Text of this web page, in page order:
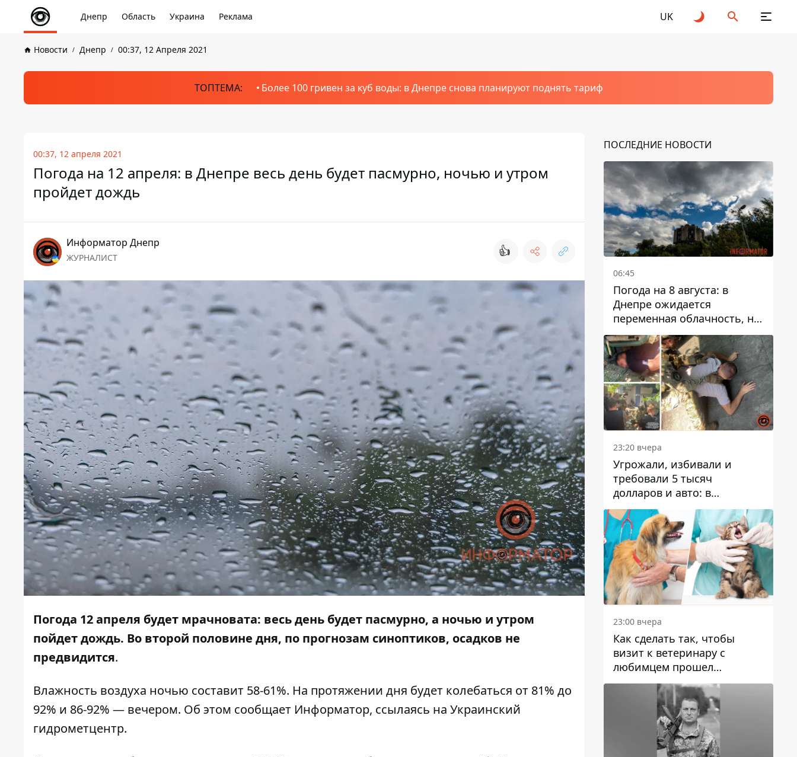
Днепр Область Украина Реклама UK
Новости Днепр 00:37, 12 Апреля 2021
ТОПТЕМА: Более 100 гривен за куб воды: в Днепре снова планируют поднять тариф
00:37, 12 апреля 2021
Погода на 12 апреля: в Днепре весь день будет пасмурно, ночью и утром
пройдет дождь
Информатор Днепр
ЖУРНАЛИСТ 👍
Погода 12 апреля будет мрачновата: весь день будет пасмурно, а ночью и утром
пойдет дождь. Во второй половине дня, по прогнозам синоптиков, осадков не
предвидится.
Влажность воздуха ночью составит 58-61%. На протяжении дня будет колебаться от 81% до
92% и 86-92% — вечером. Об этом сообщает Информатор, ссылаясь на Украинский
гидрометцентр.
ПОСЛЕДНИЕ НОВОСТИ
06:45
Погода на 8 августа: в
Днепре ожидается
переменная облачность, но
может пойти дождь
23:20 вчера
Угрожали, избивали и
требовали 5 тысяч
долларов и авто: в
Павлограде задержали двух
мужчин
23:00 вчера
Как сделать так, чтобы
визит к ветеринару с
любимцем прошел
спокойно: простые советы